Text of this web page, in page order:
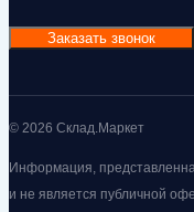
Заказать звонок
© 2026 Склад.Маркет
Информация,
и не является публичной